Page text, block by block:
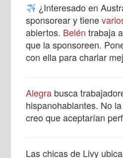
¿Interesado en
sponsorear y tiene
abiertos. Belén trabaja
que la sponsoreen.
con ella para charlar
Alegra busca
hispanohablantes. No
creo que aceptarían
Las chicas de Livy